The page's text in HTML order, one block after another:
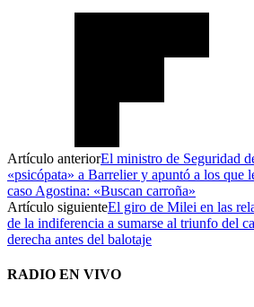
Artículo anteriorEl ministro de Seguridad
«psicópata» a Barrelier y apuntó a los que
caso Agostina: «Buscan carroña»
Artículo siguienteEl giro de Milei en las
de la indiferencia a sumarse al triunfo del
derecha antes del balotaje
RADIO EN VIVO